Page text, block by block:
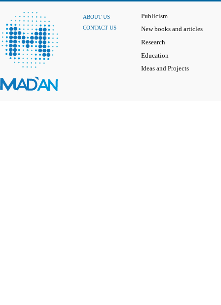
ABOUT US
CONTACT US
Publicism
New books and articles
Research
Education
Ideas and Projects